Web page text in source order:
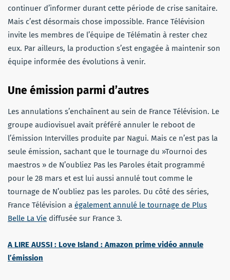
continuer d’informer durant cette période de crise sanitaire.
Mais c’est désormais chose impossible. France Télévision
invite les membres de l’équipe de Télématin à rester chez
eux. Par ailleurs, la production s’est engagée à maintenir son
équipe informée des évolutions à venir.
Une émission parmi d’autres
Les annulations s’enchaînent au sein de France Télévision. Le
groupe audiovisuel avait préféré annuler le reboot de
l’émission Intervilles produite par Nagui. Mais ce n’est pas la
seule émission, sachant que le tournage du »Tournoi des
maestros » de N’oubliez Pas les Paroles était programmé
pour le 28 mars et est lui aussi annulé tout comme le
tournage de N’oubliez pas les paroles. Du côté des séries,
France Télévision a également annulé le tournage de Plus
Belle La Vie diffusée sur France 3.
A LIRE AUSSI : Love Island : Amazon prime vidéo annule
l’émission